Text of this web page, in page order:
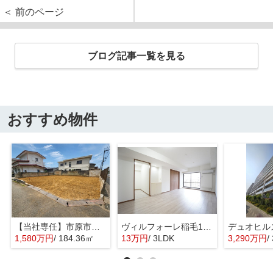
＜ 前のページ
ブログ記事一覧を見る
おすすめ物件
【当社専任】市原市辰巳台東4丁目 売り土地
1,580万円/ 184.36㎡
13万円/ 3LDK 3,290万円/